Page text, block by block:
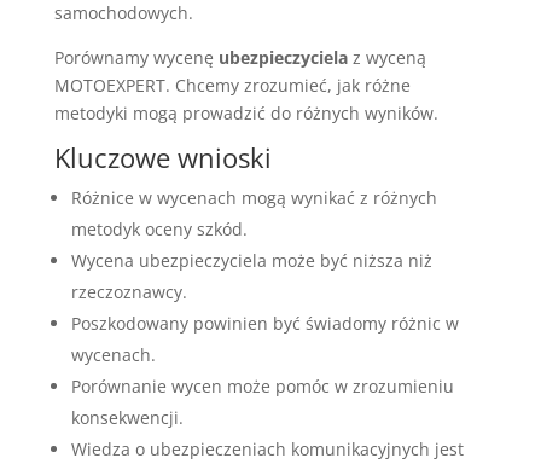
samochodowych.
Porównamy wycenę ubezpieczycielaz wyceną
MOTOEXPERT. Chcemy zrozumieć, jak różne
metodyki mogą prowadzić do różnych wyników.
Kluczowe wnioski
Różnice w wycenach mogą wynikać z różnych
metodyk oceny szkód.
Wycena ubezpieczyciela może być niższa niż
rzeczoznawcy.
Poszkodowany powinien być świadomy różnic w
wycenach.
Porównanie wycen może pomóc w zrozumieniu
konsekwencji.
Wiedza o ubezpieczeniach komunikacyjnych jest